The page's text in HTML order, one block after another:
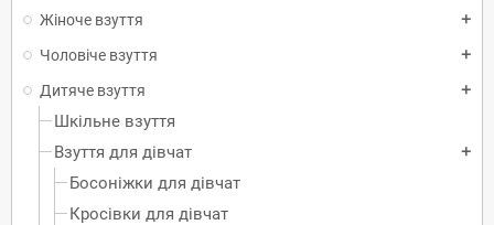
Жіноче взуття add
Чоловіче взуття add
Дитяче взуття add
Шкільне взуття
Взуття для дівчат
add
Босоніжки для дівчат
Кросівки для дівчат